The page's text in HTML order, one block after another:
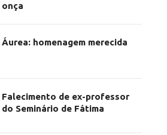
onça
Áurea: homenagem merecida
Falecimento de ex-professor
do Seminário de Fátima